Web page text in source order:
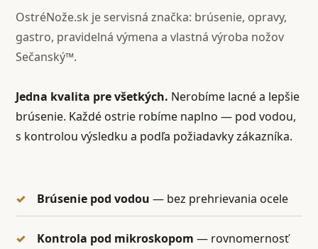
OstréNože.sk je servisná značka: brúsenie, opravy,
gastro, pravidelná výmena a vlastná výroba nožov
Sečanský™.
Jedna kvalita pre všetkých. Nerobíme lacné a lepšie
brúsenie. Každé ostrie robíme naplno — pod vodou,
s kontrolou výsledku a podľa požiadavky zákazníka.
Brúsenie pod vodou — bez prehrievania ocele
Kontrola pod mikroskopom — rovnomernosť